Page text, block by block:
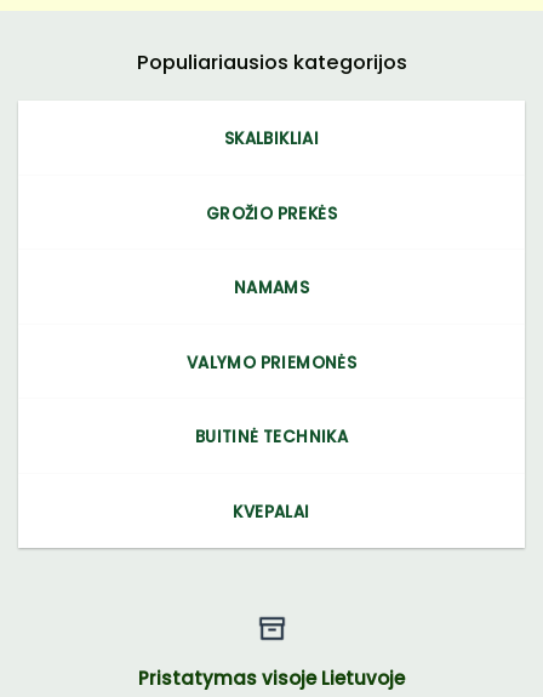
Populiariausios kategorijos
SKALBIKLIAI
GROŽIO PREKĖS
NAMAMS
VALYMO PRIEMONĖS
BUITINĖ TECHNIKA
KVEPALAI
Pristatymas visoje Lietuvoje